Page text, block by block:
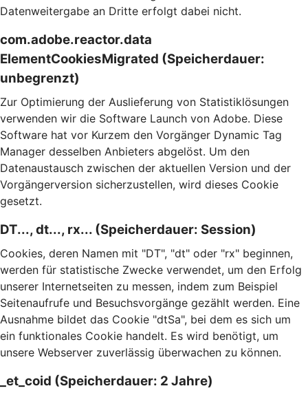
Datenweitergabe an Dritte erfolgt dabei nicht.
com.adobe.reactor.data
ElementCookiesMigrated (Speicherdauer:
unbegrenzt)
Zur Optimierung der Auslieferung von Statistiklösungen
verwenden wir die Software Launch von Adobe. Diese
Software hat vor Kurzem den Vorgänger Dynamic Tag
Manager desselben Anbieters abgelöst. Um den
Datenaustausch zwischen der aktuellen Version und der
Vorgängerversion sicherzustellen, wird dieses Cookie
gesetzt.
DT..., dt..., rx... (Speicherdauer: Session)
Cookies, deren Namen mit "DT", "dt" oder "rx" beginnen,
werden für statistische Zwecke verwendet, um den Erfolg
unserer Internetseiten zu messen, indem zum Beispiel
Seitenaufrufe und Besuchsvorgänge gezählt werden. Eine
Ausnahme bildet das Cookie "dtSa", bei dem es sich um
ein funktionales Cookie handelt. Es wird benötigt, um
unsere Webserver zuverlässig überwachen zu können.
_et_coid (Speicherdauer: 2 Jahre)